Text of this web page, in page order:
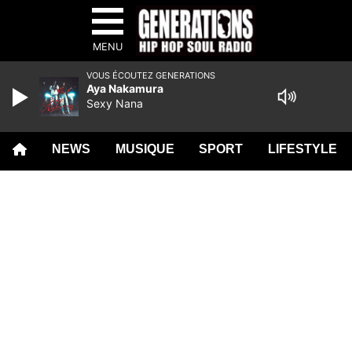
MENU
NEWS MUSIQUE SPORT LIFESTYLE
VOUS ÉCOUTEZ GENERATIONS
Aya Nakamura
Sexy Nana